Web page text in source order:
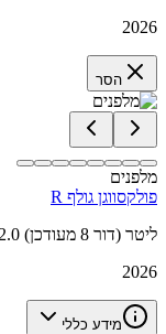
2026
הסר
מלפנים
פולקסווגן גולף R
4X4 2.0 ליטר (דור 8 מעודכן)
2026
מידע כללי